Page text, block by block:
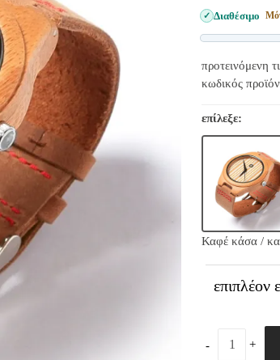
Διαθέσιμο
προτεινόμενη
κωδικός
επίλεξε:
Καφέ κάσα /
επιπλέον